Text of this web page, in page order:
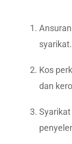
syarikat.
Kos
dan